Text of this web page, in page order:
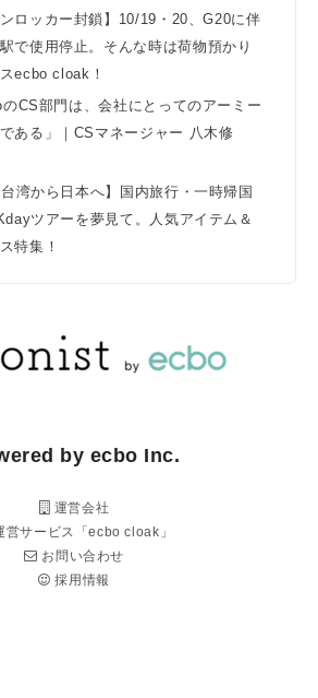
ンロッカー封鎖】10/19・20、G20に伴
で使用停止。そんな時は荷物預かり
ecbo cloak！
のCS部門は、会社にとってのアーミー
ある」｜CSマネージャー 八木修
台湾から日本へ】国内旅行・一時帰国
ツアーを夢見て。人気アイテム＆
特集！
by ecbo Inc.
運営会社
営サービス「ecbo cloak」
お問い合わせ
採用情報